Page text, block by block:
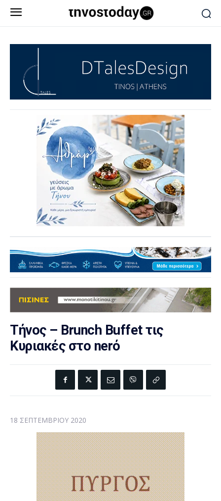
Τήνος – Brunch Buffet τις
Κυριακές στο nerό
18 ΣΕΠΤΕΜΒΡΊΟΥ 2020